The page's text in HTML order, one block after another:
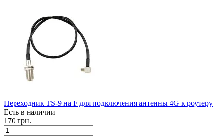
Переходник TS-9 на F для подключения антенны 4G к роутеру
Есть в наличии
170 грн.